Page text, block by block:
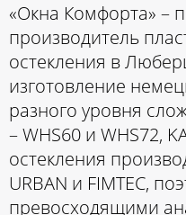
«Окна Комфорта» –
производитель
остекления в
изготовление
разного уровня
– WHS60 и WHS72,
остекления
URBAN и FIMTEC,
превосходящими